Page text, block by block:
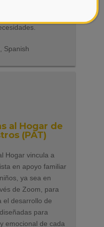
Spanish
al Hogar de
(PAT)
Hogar vincula a
en apoyo familiar
ya sea en
de Zoom, para
el desarrollo de
para
emocional de cada